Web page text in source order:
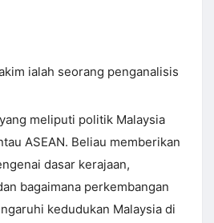
ialah seorang penganalisis
meliputi politik Malaysia
ASEAN. Beliau memberikan
dasar kerajaan,
bagaimana perkembangan
kedudukan Malaysia di